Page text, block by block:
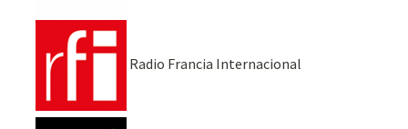
Radio Francia Internacional